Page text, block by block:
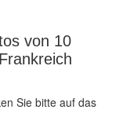
von 10
Sie bitte auf das